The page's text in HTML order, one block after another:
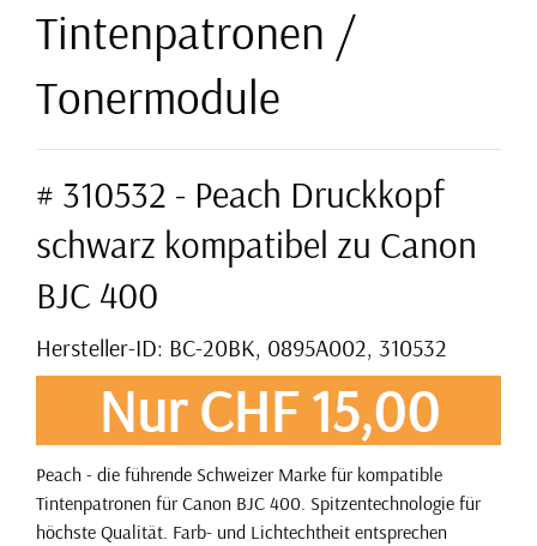
Tintenpatronen /
Tonermodule
# 310532 - Peach Druckkopf
schwarz kompatibel zu Canon
BJC 400
Hersteller-ID: BC-20BK, 0895A002, 310532
Nur CHF 15,00
Peach - die führende Schweizer Marke für kompatible
Tintenpatronen für Canon BJC 400. Spitzentechnologie für
höchste Qualität. Farb- und Lichtechtheit entsprechen